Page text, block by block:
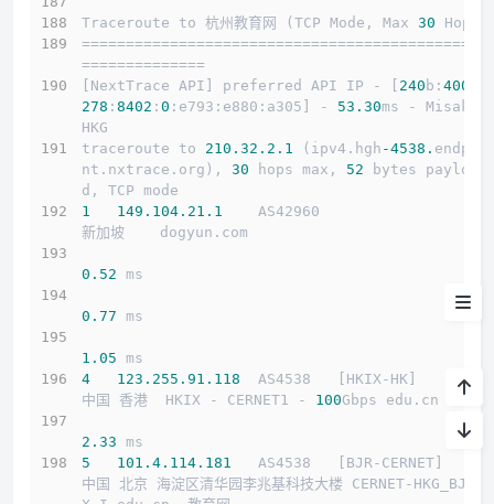
Traceroute to 杭州教育网 (TCP Mode, Max 30 Hop)
==============================================
==============
[NextTrace API] preferred API IP - [ 240 b: 4001
278 : 8402 : 0 :e793:e880:a305] - 53.30ms - Misaka.
HKG
traceroute to 210.32 .2 .1 (ipv4.hgh -4538. endpoi
nt.nxtrace.org), 30 hops max, 52 bytes payloa
d, TCP mode
1
149.104 .21 .1
    AS42960
新加坡    dogyun.com
0.52 ms
0.77 ms
1.05 ms
4
123.255 .91 .118
  AS4538   [HKIX-HK]
中国 香港  HKIX - CERNET1 - 100Gbps edu.cn
2.33 ms
5
101.4 .114 .181
   AS4538   [BJR-CERNET]
中国 北京 海淀区清华园李兆基科技大楼 CERNET-HKG_BJR
测试IP Looking glass
系统
流媒体
延迟
测速